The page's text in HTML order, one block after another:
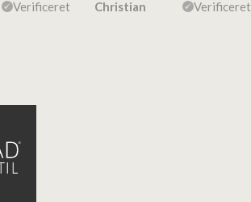
Verificeret
Christian
Verificeret